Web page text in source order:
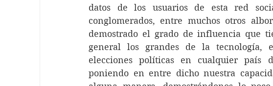
datos de los usuarios de esta red
conglomerados, entre muchos otros
demostrado el grado de influencia que
general los grandes de la tecnología,
elecciones políticas en cualquier país
poniendo en entre dicho nuestra